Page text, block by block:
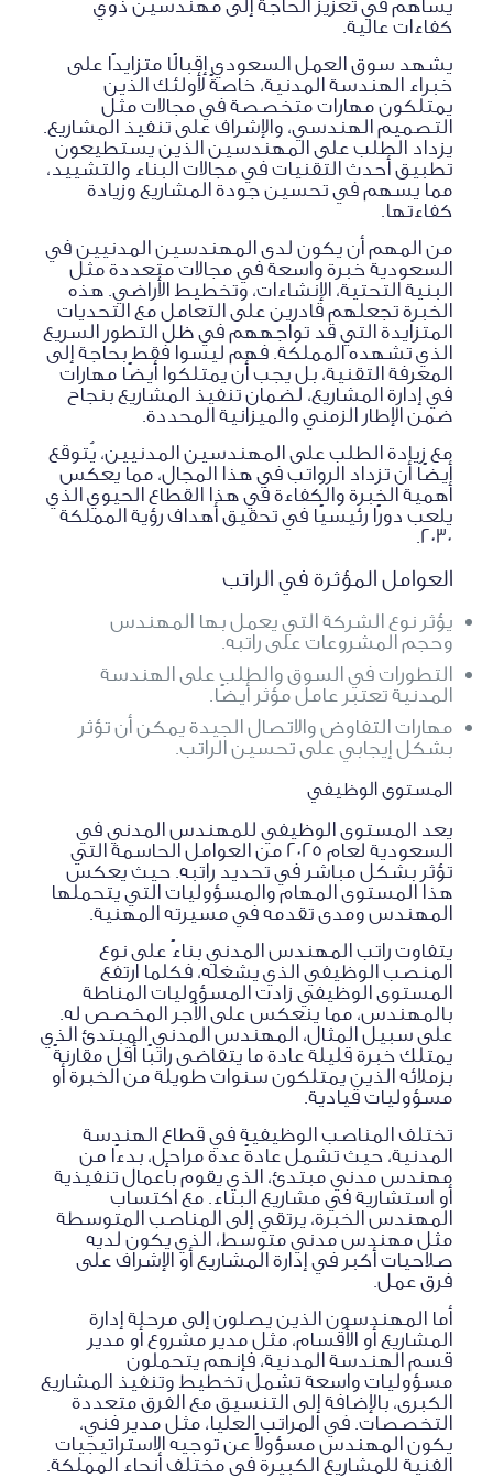
يساهم في تعزيز الحاجة إلى مهندسين ذوي
كفاءات عالية.
يشهد سوق العمل السعودي إقبالًا متزايدًا على
خبراء الهندسة المدنية، خاصةً لأولئك الذين
يمتلكون مهارات متخصصة في مجالات مثل
التصميم الهندسي، والإشراف على تنفيذ المشاريع.
يزداد الطلب على المهندسين الذين يستطيعون
تطبيق أحدث التقنيات في مجالات البناء والتشييد،
مما يسهم في تحسين جودة المشاريع وزيادة
كفاءتها.
من المهم أن يكون لدى المهندسين المدنيين في
السعودية خبرة واسعة في مجالات متعددة مثل
البنية التحتية، الإنشاءات، وتخطيط الأراضي. هذه
الخبرة تجعلهم قادرين على التعامل مع التحديات
المتزايدة التي قد تواجههم في ظل التطور السريع
الذي تشهده المملكة. فهم ليسوا فقط بحاجة إلى
المعرفة التقنية، بل يجب أن يمتلكوا أيضًا مهارات
في إدارة المشاريع، لضمان تنفيذ المشاريع بنجاح
ضمن الإطار الزمني والميزانية المحددة.
مع زيادة الطلب على المهندسين المدنيين، يُتوقع
أيضًا أن تزداد الرواتب في هذا المجال، مما يعكس
أهمية الخبرة والكفاءة في هذا القطاع الحيوي الذي
يلعب دورًا رئيسيًا في تحقيق أهداف رؤية المملكة
2030.
العوامل المؤثرة في الراتب
يؤثر نوع الشركة التي يعمل بها المهندس
وحجم المشروعات على راتبه.
التطورات في السوق والطلب على الهندسة
المدنية تعتبر عامل مؤثر أيضًا.
مهارات التفاوض والاتصال الجيدة يمكن أن تؤثر
بشكل إيجابي على تحسين الراتب.
المستوى الوظيفي
يعد المستوى الوظيفي للمهندس المدني في
السعودية لعام 2025 من العوامل الحاسمة التي
تؤثر بشكل مباشر في تحديد راتبه. حيث يعكس
هذا المستوى المهام والمسؤوليات التي يتحملها
المهندس ومدى تقدمه في مسيرته المهنية.
يتفاوت راتب المهندس المدني بناءً على نوع
المنصب الوظيفي الذي يشغله، فكلما ارتفع
المستوى الوظيفي زادت المسؤوليات المناطة
بالمهندس، مما ينعكس على الأجر المخصص له.
على سبيل المثال، المهندس المدني المبتدئ الذي
يمتلك خبرة قليلة عادة ما يتقاضى راتبًا أقل مقارنةً
بزملائه الذين يمتلكون سنوات طويلة من الخبرة أو
مسؤوليات قيادية.
تختلف المناصب الوظيفية في قطاع الهندسة
المدنية، حيث تشمل عادةً عدة مراحل، بدءًا من
مهندس مدني مبتدئ، الذي يقوم بأعمال تنفيذية
أو استشارية في مشاريع البناء. مع اكتساب
المهندس الخبرة، يرتقي إلى المناصب المتوسطة
مثل مهندس مدني متوسط، الذي يكون لديه
صلاحيات أكبر في إدارة المشاريع أو الإشراف على
فرق عمل.
أما المهندسون الذين يصلون إلى مرحلة إدارة
المشاريع أو الأقسام، مثل مدير مشروع أو مدير
قسم الهندسة المدنية، فإنهم يتحملون
مسؤوليات واسعة تشمل تخطيط وتنفيذ المشاريع
الكبرى، بالإضافة إلى التنسيق مع الفرق متعددة
التخصصات. في المراتب العليا، مثل مدير فني،
يكون المهندس مسؤولاً عن توجيه الاستراتيجيات
الفنية للمشاريع الكبيرة في مختلف أنحاء المملكة.